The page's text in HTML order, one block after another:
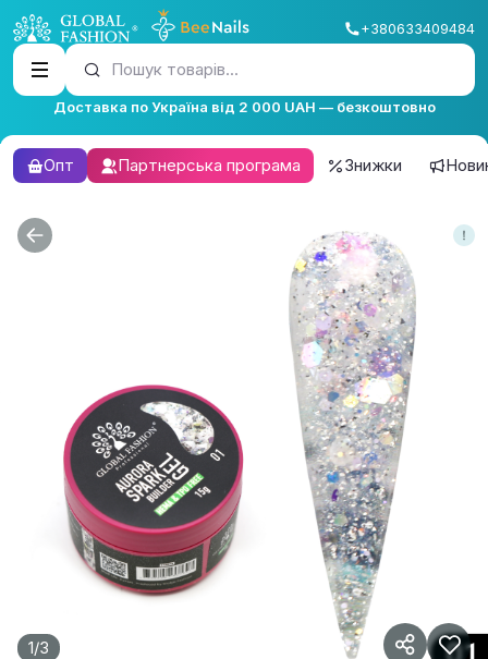
+380633409484
Пошук товарів...
Доставка по Україна від 2 000 UAH — безкоштовно
Опт Партнерська програма Знижки
1/3